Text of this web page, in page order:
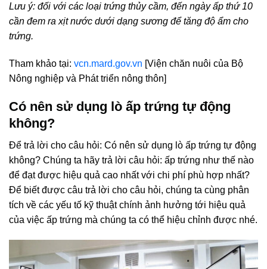
Lưu ý: đối với các loại trứng thủy cầm, đến ngày ấp thứ 10
cần đem ra xịt nước dưới dạng sương để tăng độ ẩm cho
trứng.
Tham khảo tại: vcn.mard.gov.vn [Viện chăn nuôi của Bộ
Nông nghiệp và Phát triển nông thôn]
Có nên sử dụng lò ấp trứng tự động
không?
Để trả lời cho câu hỏi: Có nên sử dụng lò ấp trứng tự động
không? Chúng ta hãy trả lời câu hỏi: ấp trứng như thế nào
để đạt được hiệu quả cao nhất với chi phí phù hợp nhất?
Để biết được câu trả lời cho câu hỏi, chúng ta cùng phân
tích về các yếu tố kỹ thuật chính ảnh hưởng tới hiệu quả
của việc ấp trứng mà chúng ta có thể hiệu chỉnh được nhé.